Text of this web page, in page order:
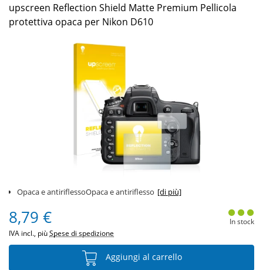
upscreen Reflection Shield Matte Premium Pellicola
protettiva opaca per Nikon D610
Opaca e antiriflessoOpaca e antiriflesso [di più]
8,79 €
IVA incl., piùSpese di spedizione
In stock
Aggiungi al carrello